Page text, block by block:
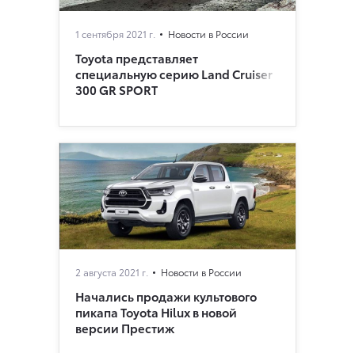
1 сентября 2021 г. Новости в России
Toyota представляет
специальную серию Land Cruiser
300 GR SPORT
2 августа 2021 г. Новости в России
Начались продажи культового
пикапа Toyota Hilux в новой
версии Престиж